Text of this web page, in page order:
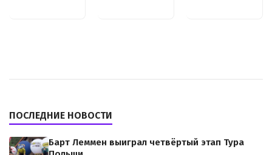
ПОСЛЕДНИЕ НОВОСТИ
Барт Леммен выиграл четвёртый этап Тура